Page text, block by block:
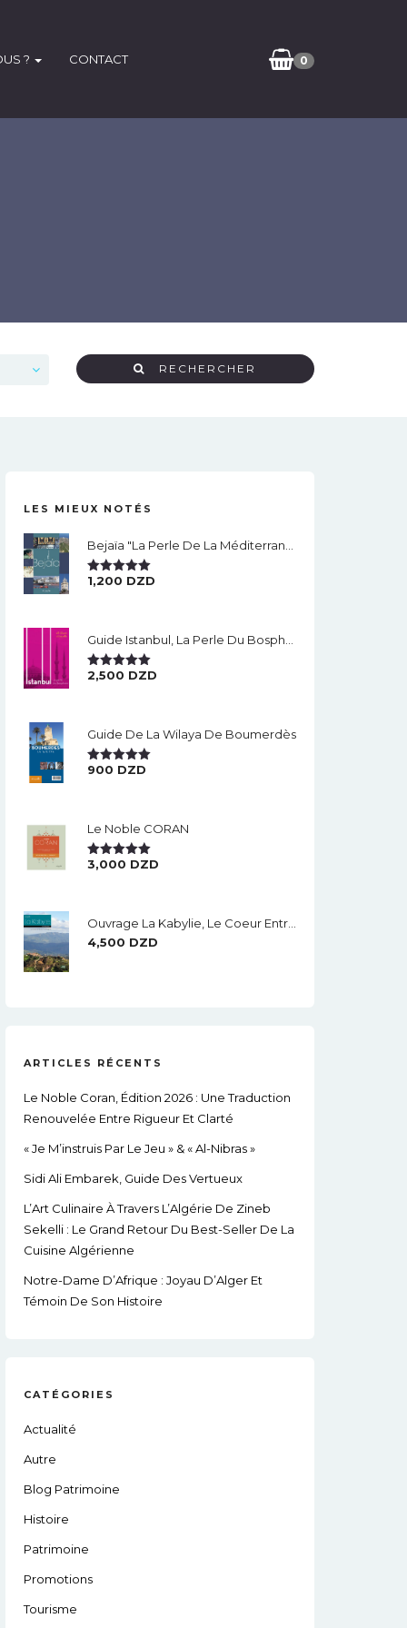
0
? CONTACT
RECHERCHER
LES MIEUX NOTÉS
Note5.00
1,200 DZD
Note5.00
2,500 DZD
Guide De La Wilaya De Boumerdès
Note
5.00
900 DZD
Le Noble CORAN
Note5.00
3,000 DZD
4,500 DZD
ARTICLES RÉCENTS
Le Noble Coran, Édition 2026 : Une Traduction
Renouvelée Entre Rigueur Et Clarté
« Je M’instruis Par Le Jeu » & « Al-Nibras »
Sidi Ali Embarek, Guide Des Vertueux
L’Art Culinaire À Travers L’Algérie De Zineb
Sekelli : Le Grand Retour Du Best-Seller De La
Cuisine Algérienne
Notre-Dame D’Afrique : Joyau D’Alger Et
Témoin De Son Histoire
CATÉGORIES
Actualité
Autre
Blog Patrimoine
Histoire
Patrimoine
Promotions
Tourisme